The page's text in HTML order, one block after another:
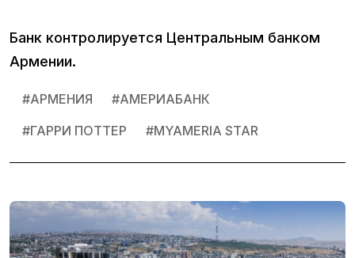
Банк контролируется Центральным банком
Армении.
#АРМЕНИЯ #АМЕРИАБАНК
#ГАРРИ ПОТТЕР #MYAMERIA STAR